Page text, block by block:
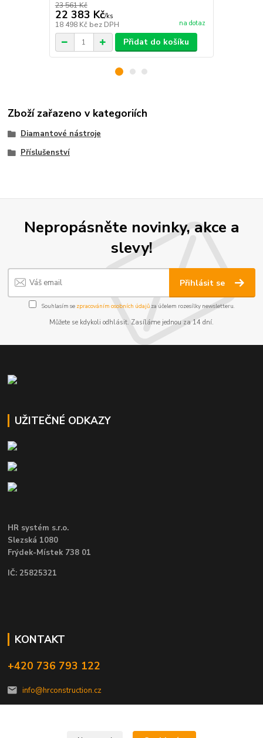
23 561 Kč
22 383 Kč/ks
18 498 Kč bez DPH na dotaz
Přidat do košíku
Zboží zařazeno v kategoriích
Diamantové nástroje
Příslušenství
Nepropásněte novinky, akce a
slevy!
Přihlásit se
Souhlasím se zpracováním osobních údajůza účelem rozesílky newsletteru.
Můžete se kdykoli odhlásit. Zasíláme jednou za 14 dní.
UŽITEČNÉ ODKAZY
HR systém s.r.o.
Slezská 1080
Frýdek-Místek 738 01
IČ: 25825321
KONTAKT
+420 736 793 122
info@hrconstruction.cz